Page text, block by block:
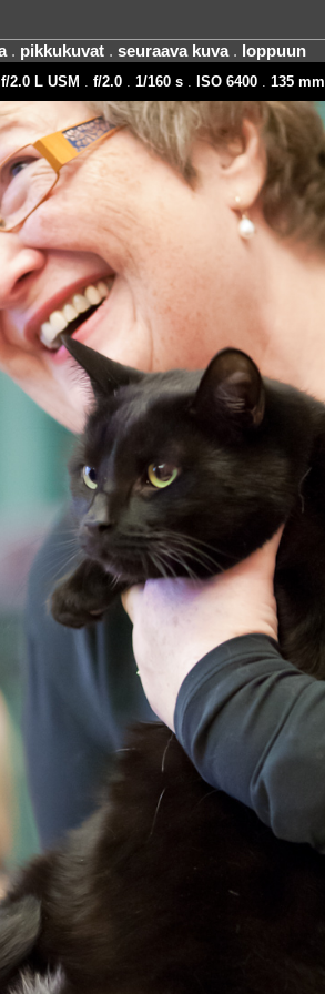
. pikkukuvat. seuraava kuva. loppuun
2.0 L USM f/2.0. 1/160 s. ISO 6400. 135 mm